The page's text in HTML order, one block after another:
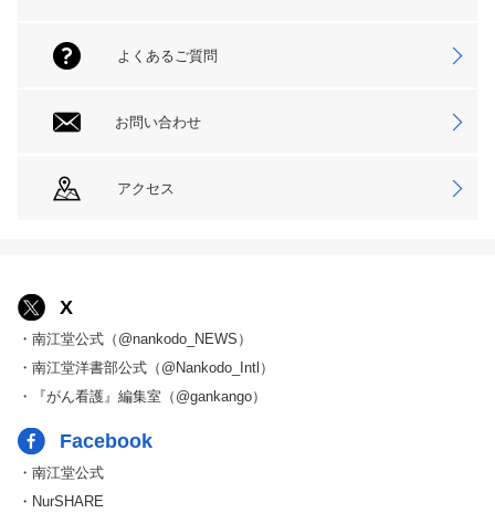
よくあるご質問
お問い合わせ
アクセス
X
・南江堂公式（@nankodo_NEWS）
・南江堂洋書部公式（@Nankodo_Intl）
・『がん看護』編集室（@gankango）
Facebook
・南江堂公式
・NurSHARE